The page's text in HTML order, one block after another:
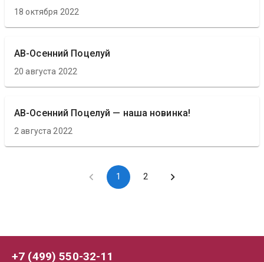
18 октября 2022
АВ-Осенний Поцелуй
20 августа 2022
АВ-Осенний Поцелуй — наша новинка!
2 августа 2022
1 2
+7 (499) 550-32-11